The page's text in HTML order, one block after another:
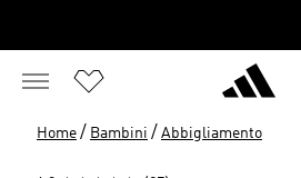
Home / Bambini / Abbigliamento